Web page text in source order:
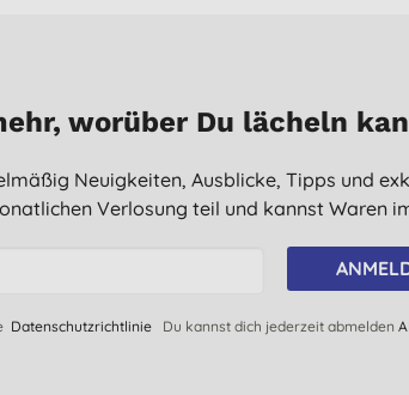
worüber Du lächeln
Neuigkeiten, Ausblicke, Tipps und
Verlosung teil und kannst Waren
DatenschutzrichtlinieDu kannst dich jederzeit abmelden